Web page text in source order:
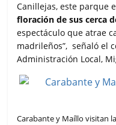
Canillejas, este parque
floración de sus cerca
espectáculo que atrae
madrileños”, señaló el
Administración Local,
Carabante y Maíllo visitan